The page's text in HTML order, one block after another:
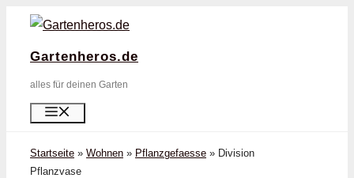
Zum
springen
Gartenheros.de
alles für deinen Garten
Startseite » Wohnen » Pflanzgefaesse » Division
Pflanzvase